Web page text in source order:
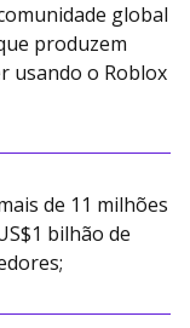
global
produzem
usando o Roblox
de 11 milhões
bilhão de